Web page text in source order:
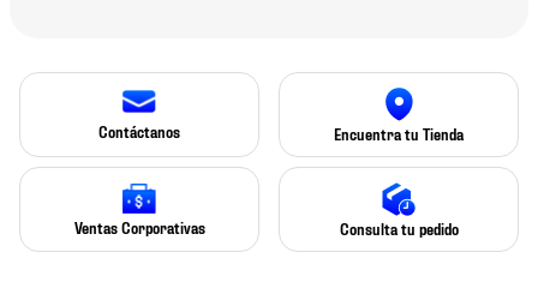
Contáctanos Encuentra tu Tienda
Ventas Corporativas Consulta tu pedido